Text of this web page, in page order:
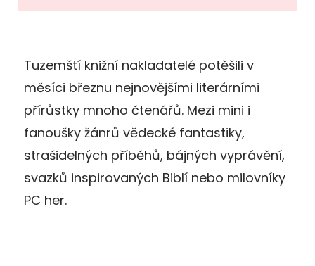
Tuzemští knižní nakladatelé potěšili v
měsíci březnu nejnovějšími literárními
přírůstky mnoho čtenářů. Mezi mini i
fanoušky žánrů vědecké fantastiky,
strašidelných příběhů, bájných vyprávění,
svazků inspirovaných Biblí nebo milovníky
PC her.